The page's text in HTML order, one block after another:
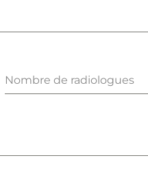
Nombre de radiologues